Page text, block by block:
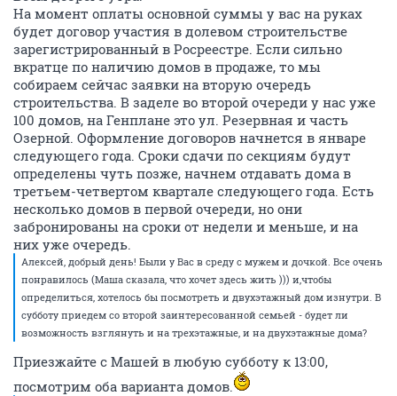
На момент оплаты основной суммы у вас на руках
будет договор участия в долевом строительстве
зарегистрированный в Росреестре. Если сильно
вкратце по наличию домов в продаже, то мы
собираем сейчас заявки на вторую очередь
строительства. В заделе во второй очереди у нас уже
100 домов, на Генплане это ул. Резервная и часть
Озерной. Оформление договоров начнется в январе
следующего года. Сроки сдачи по секциям будут
определены чуть позже, начнем отдавать дома в
третьем-четвертом квартале следующего года. Есть
несколько домов в первой очереди, но они
забронированы на сроки от недели и меньше, и на
них уже очередь.
Алексей, добрый день! Были у Вас в среду с мужем и дочкой. Все очень
понравилось (Маша сказала, что хочет здесь жить ))) и,чтобы
определиться, хотелось бы посмотреть и двухэтажный дом изнутри. В
субботу приедем со второй заинтересованной семьей - будет ли
возможность взглянуть и на трехэтажные, и на двухэтажные дома?
Приезжайте с Машей в любую субботу к 13:00,
посмотрим оба варианта домов.